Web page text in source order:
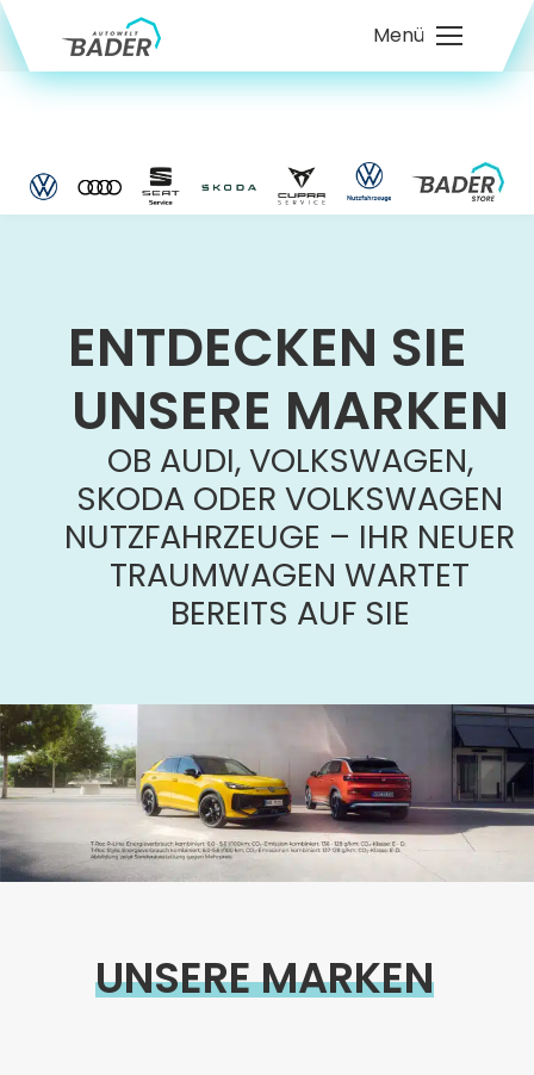
Menü
ENTDECKEN SIE
UNSERE MARKEN
OB AUDI, VOLKSWAGEN,
SKODA ODER VOLKSWAGEN
NUTZFAHRZEUGE – IHR NEUER
TRAUMWAGEN WARTET
BEREITS AUF SIE
UNSERE MARKEN